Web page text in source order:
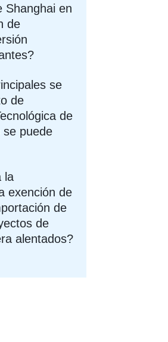
Shanghai en
de
se
de
de
se puede
la
exención de
de
de
alentados?